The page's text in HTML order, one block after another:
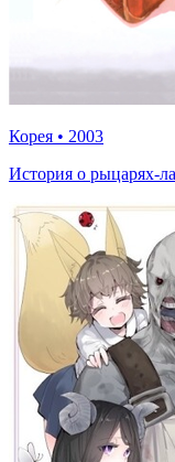
Корея • 2003
История о рыцарях-